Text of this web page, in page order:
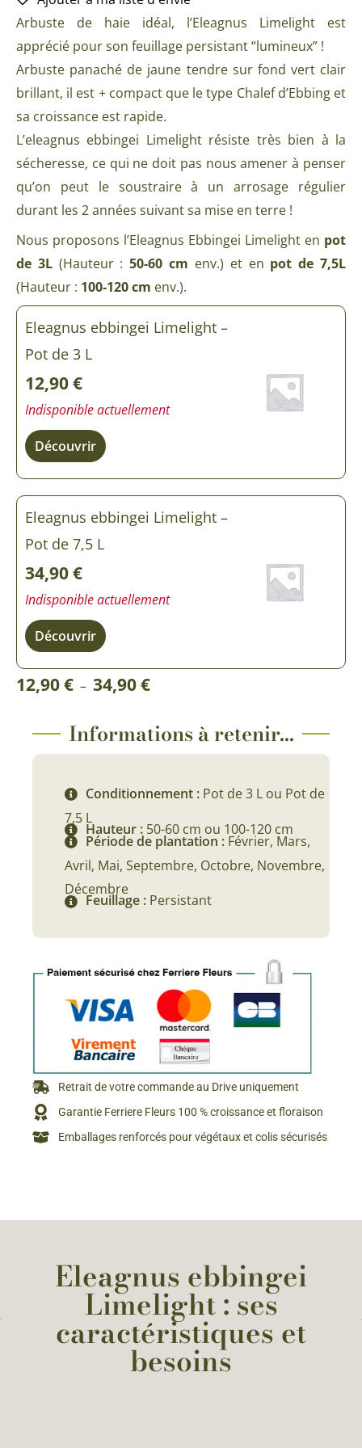
Arbuste de haie idéal, l’Eleagnus Limelight est
apprécié pour son feuillage persistant “lumineux” !
Arbuste panaché de jaune tendre sur fond vert clair
brillant, il est + compact que le type Chalef d’Ebbing et
sa croissance est rapide.
L’eleagnus ebbingei Limelight résiste très bien à la
sécheresse, ce qui ne doit pas nous amener à penser
qu’on peut le soustraire à un arrosage régulier
durant les 2 années suivant sa mise en terre !
Nous proposons l’Eleagnus Ebbingei Limelight en pot
de 3L(Hauteur :50-60 cm env.) et en pot de 7,5L
(Hauteur : 100-120 cm env.).
Eleagnus ebbingei Limelight –
Pot de 3 L
12,90€
Indisponible actuellement
Découvrir
Eleagnus ebbingei Limelight –
Pot de 7,5 L
34,90€
Indisponible actuellement
Découvrir
12,90€ – 34,90€Plage
prix :
12,90 €
34,90 €
Informations à retenir...
Conditionnement : Pot de 3 L ou Pot de
7,5 L
Hauteur : 50-60 cm ou 100-120 cm
Période de plantation : Février, Mars,
Avril, Mai, Septembre, Octobre, Novembre,
Décembre
Feuillage : Persistant
Retrait de votre commande au Drive uniquement
Garantie Ferriere Fleurs 100 % croissance et floraison
Emballages renforcés pour végétaux et colis sécurisés
Eleagnus ebbingei
Limelight : ses
caractéristiques et
besoins